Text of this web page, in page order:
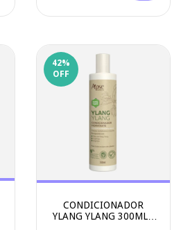
42%
OFF
CONDICIONADOR
YLANG YLANG 300ML -